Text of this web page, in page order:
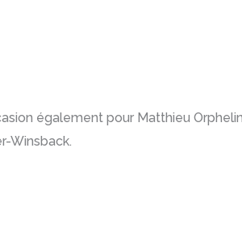
également pour Matthieu
Winsback.